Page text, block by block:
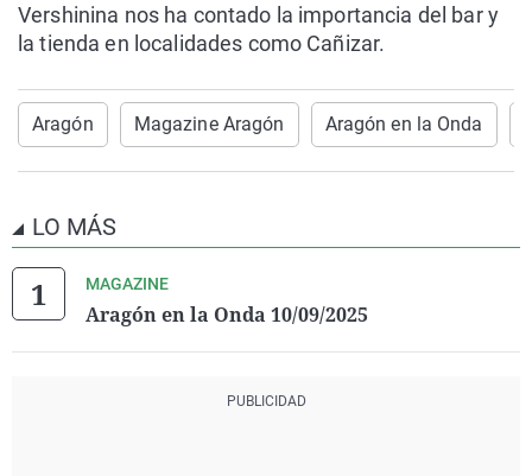
Vershinina nos ha contado la importancia del bar y
la tienda en localidades como Cañizar.
Aragón Magazine Aragón Aragón en la Onda
LO MÁS
MAGAZINE
Aragón en la Onda 10/09/2025